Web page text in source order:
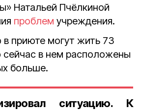
Натальей Пчёлкиной
проблем учреждения.
приюте могут жить 73
сейчас в нем расположены
больше.
ситуацию. К